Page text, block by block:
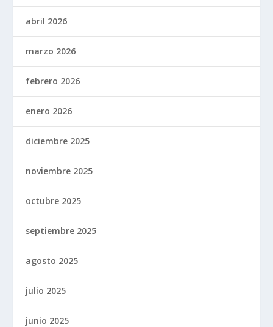
abril 2026
marzo 2026
febrero 2026
enero 2026
diciembre 2025
noviembre 2025
octubre 2025
septiembre 2025
agosto 2025
julio 2025
junio 2025